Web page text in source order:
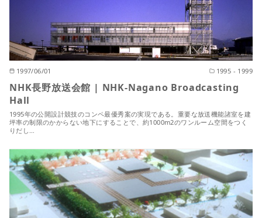
1997/06/01 1995 - 1999
NHK長野放送会館 | NHK-Nagano Broadcasting
Hall
1995年の公開設計競技のコンペ最優秀案の実現である。重要な放送機能諸室を建
坪率の制限のかからない地下にすることで、約1000m2のワンルーム空間をつく
りだし…